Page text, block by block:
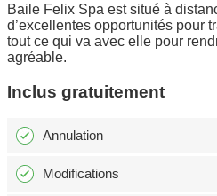
Baile Felix Spa est situé à
d’excellentes opportunités pour
tout ce qui va avec elle pour
agréable.
Inclus gratuitement
Annulation
Modifications